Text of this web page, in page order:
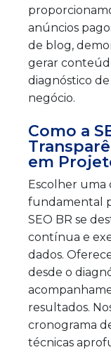
anúncios
de blog,
gerar
diagnóstico
negócio.
Como a
em
Escolher uma
fundamental
SEO BR se
contínua e
dados.
desde o
resultados.
cronograma
técnicas